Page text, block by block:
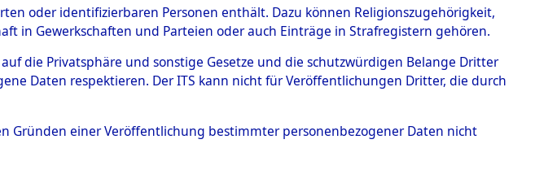
Sünzhausen - Unsleben→0003
(84601807)
oder identifizierbaren Personen enthält. Dazu können Religionszugehörigkeit,
in Gewerkschaften und Parteien oder auch Einträge in Strafregistern gehören.
die Privatsphäre und sonstige Gesetze und die schutzwürdigen Belange Dritter
Daten respektieren. Der ITS kann nicht für Veröffentlichungen Dritter, die durch
Gründen einer Veröffentlichung bestimmter personenbezogener Daten nicht